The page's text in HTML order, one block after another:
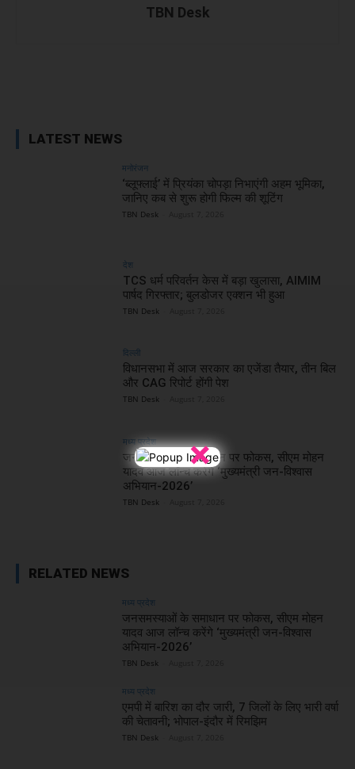
×
TBN Desk
LATEST NEWS
मनोरंजन
‘ब्लूफ्लाई’ में प्रियंका चोपड़ा निभाएंगी अहम भूमिका,
जानिए कब से शुरू होगी फिल्म की शूटिंग
TBN Desk
देश
TCS धर्म परिवर्तन केस में बड़ा खुलासा, AIMIM
पार्षद गिरफ्तार; बुलडोजर एक्शन भी हुआ
TBN Desk
दिल्ली
विधानसभा में आज सरकार का एजेंडा तैयार, तीन बिल
और CAG रिपोर्ट होंगी पेश
TBN Desk
मध्य प्रदेश
जनसमस्याओं के समाधान पर फोकस, सीएम मोहन
यादव आज लॉन्च करेंगे ‘मुख्यमंत्री जन-विश्वास
अभियान-2026’
TBN Desk
RELATED NEWS
मध्य प्रदेश
जनसमस्याओं के समाधान पर फोकस, सीएम मोहन
यादव आज लॉन्च करेंगे ‘मुख्यमंत्री जन-विश्वास
अभियान-2026’
TBN Desk
मध्य प्रदेश
एमपी में बारिश का दौर जारी, 7 जिलों के लिए भारी वर्षा
की चेतावनी; भोपाल-इंदौर में रिमझिम
TBN Desk